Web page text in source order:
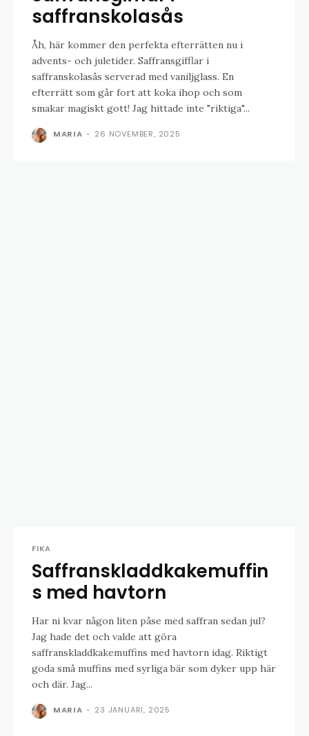
saffranskolasås
Åh, här kommer den perfekta efterrätten nu i
advents- och juletider. Saffransgifflar i
saffranskolasås serverad med vaniljglass. En
efterrätt som går fort att koka ihop och som
smakar magiskt gott! Jag hittade inte "riktiga"...
MARIA - 26 NOVEMBER, 2025
FIKA
Saffranskladdkakemuffin
s med havtorn
Har ni kvar någon liten påse med saffran sedan jul?
Jag hade det och valde att göra
saffranskladdkakemuffins med havtorn idag. Riktigt
goda små muffins med syrliga bär som dyker upp här
och där. Jag...
MARIA - 23 JANUARI, 2025